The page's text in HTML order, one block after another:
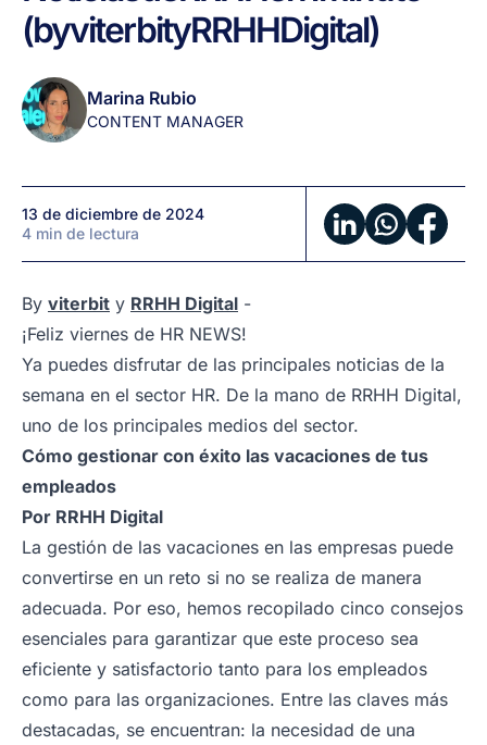
de
diciembre:
de
RRHH
en
minuto
(by
viterbit
RRHH
Digital)
(byviterbityRRHHDigital)
Marina Rubio
CONTENT MANAGER
13 de diciembre de 2024
4 min de lectura
By viterbit y RRHH Digital -
¡Feliz viernes de HR NEWS!
Ya puedes disfrutar de las principales noticias de la
semana en el sector HR. De la mano de RRHH Digital,
uno de los principales medios del sector.
Cómo gestionar con éxito las vacaciones de tus
empleados
Por RRHH Digital
La gestión de las vacaciones en las empresas puede
convertirse en un reto si no se realiza de manera
adecuada. Por eso, hemos recopilado cinco consejos
esenciales para garantizar que este proceso sea
eficiente y satisfactorio tanto para los empleados
como para las organizaciones. Entre las claves más
destacadas, se encuentran: la necesidad de una